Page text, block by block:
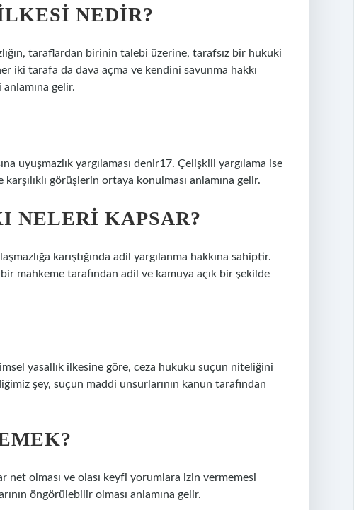
NEDIR?
taraflardan birinin talebi üzerine, tarafsız bir hukuki
iki tarafa da dava açma ve kendini savunma hakkı
gelir.
uyuşmazlık yargılaması denir17. Çelişkili yargılama ise
görüşlerin ortaya konulması anlamına gelir.
NELERI KAPSAR?
karıştığında adil yargılanma hakkına sahiptir.
mahkeme tarafından adil ve kamuya açık bir şekilde
yasallık ilkesine göre, ceza hukuku suçun niteliğini
şey, suçun maddi unsurlarının kanun tarafından
net olması ve olası keyfi yorumlara izin vermemesi
öngörülebilir olması anlamına gelir.